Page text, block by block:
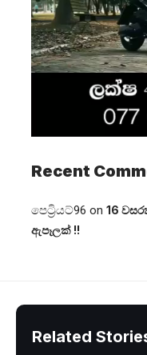
Recent
පෙට්‍රියට්96 on 16
ඇපෑලක් !!
Related